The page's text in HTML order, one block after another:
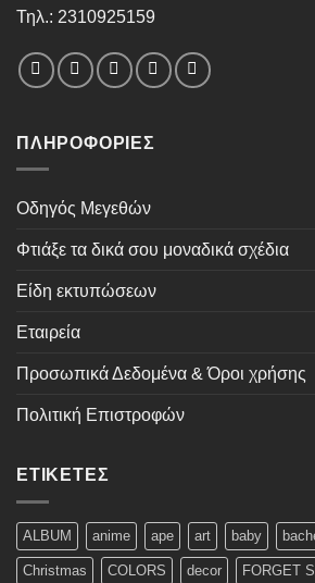
Τηλ.: 2310925159
ΠΛΗΡΟΦΟΡΊΕΣ
Οδηγός Μεγεθών
Φτιάξε τα δικά σου μοναδικά σχέδια
Είδη εκτυπώσεων
Εταιρεία
Προσωπικά Δεδομένα & Όροι χρήσης
Πολιτική Επιστροφών
ΕΤΙΚΈΤΕΣ
ALBUM anime ape art baby
Christmas COLORS decor FORGET